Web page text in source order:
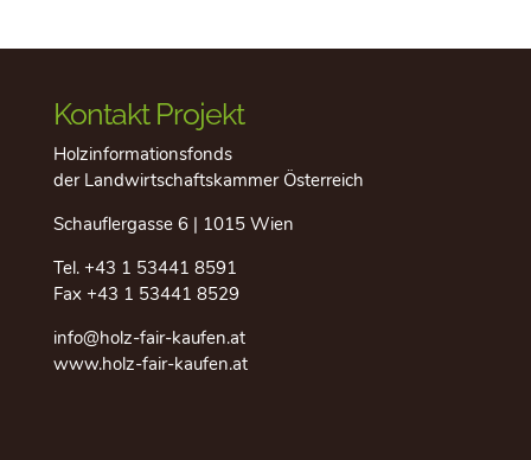
Kontakt Projekt
Holzinformationsfonds
der Landwirtschaftskammer Österreich
Schauflergasse 6 | 1015 Wien
Tel. +43 1 53441 8591
Fax +43 1 53441 8529
info@holz-fair-kaufen.at
www.holz-fair-kaufen.at